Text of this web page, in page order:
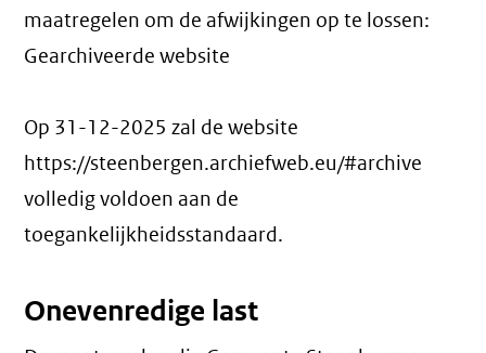
maatregelen om de afwijkingen op te lossen:
Gearchiveerde website
Op 31-12-2025 zal de website
https://steenbergen.archiefweb.eu/#archive
volledig voldoen aan de
toegankelijkheidsstandaard.
Onevenredige last